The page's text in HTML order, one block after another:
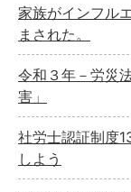
家族がインフル
まされた。
令和３年－労災
害」
社労士認証制度
しよう